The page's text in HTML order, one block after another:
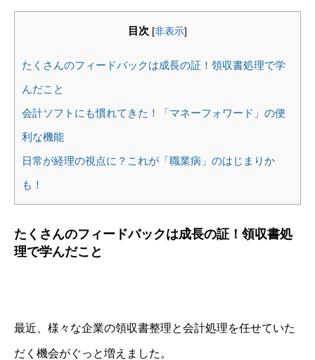
目次 [非表示]
たくさんのフィードバックは成長の証！領収書処理で学
んだこと
会計ソフトにも慣れてきた！「マネーフォワード」の便
利な機能
日常が経理の視点に？これが「職業病」のはじまりか
も！
たくさんのフィードバックは成長の証！領収書処
理で学んだこと
最近、様々な企業の領収書整理と会計処理を任せていた
だく機会がぐっと増えました。